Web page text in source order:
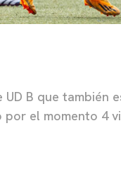
B que
el momento 4